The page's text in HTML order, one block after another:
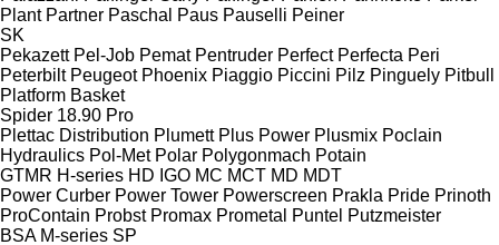
Plant Partner Paschal Paus Pauselli Peiner
SK
Pekazett Pel-Job Pemat Pentruder Perfect Perfecta Peri
Peterbilt Peugeot Phoenix Piaggio Piccini Pilz Pinguely Pitbull
Platform Basket
Spider 18.90 Pro
Plettac Distribution Plumett Plus Power Plusmix Poclain
Hydraulics Pol-Met Polar Polygonmach Potain
GTMR H-series HD IGO MC MCT MD MDT
Power Curber Power Tower Powerscreen Prakla Pride Prinoth
ProContain Probst Promax Prometal Puntel Putzmeister
BSA M-series SP